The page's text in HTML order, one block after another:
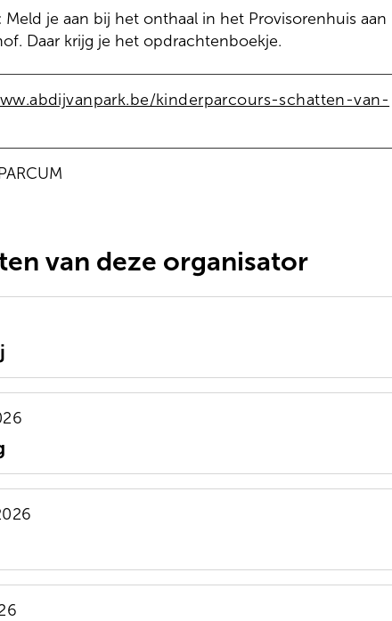
Meld je aan bij het onthaal in het Provisorenhuis aan
Daar krijg je het opdrachtenboekje.
kinderparcours-schatten-van-
van deze organisator